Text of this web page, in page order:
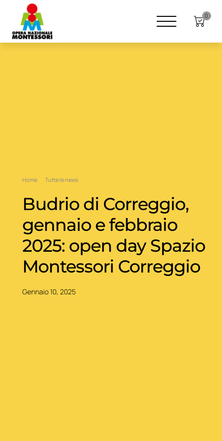
0
Home Tutte le news
Budrio di Correggio,
gennaio e febbraio
2025: open day Spazio
Montessori Correggio
Gennaio 10, 2025